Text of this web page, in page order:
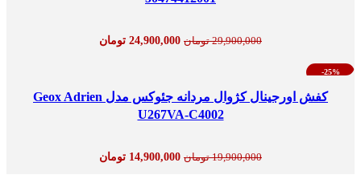
29,900,000 تومان 24,900,000 تومان
-25%
جدید
کفش اورجینال کژوال مردانه جئوکس مدل Geox Adrien
U267VA-C4002
19,900,000 تومان 14,900,000 تومان